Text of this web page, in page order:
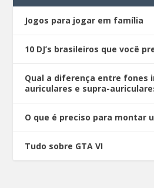
Jogos para jogar em família
10 DJ’s brasileiros que você
Qual a diferença entre fones
auriculares e supra-
O que é preciso para montar
Tudo sobre GTA VI